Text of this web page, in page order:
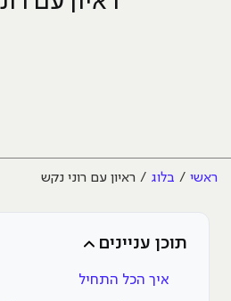
ראשי בלוג ראיון עם רוני נקש
תוכן עניינים
איך הכל התחיל